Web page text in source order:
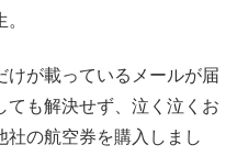
けが載っているメールが届
ても解決せず、泣く泣くお
社の航空券を購入しまし